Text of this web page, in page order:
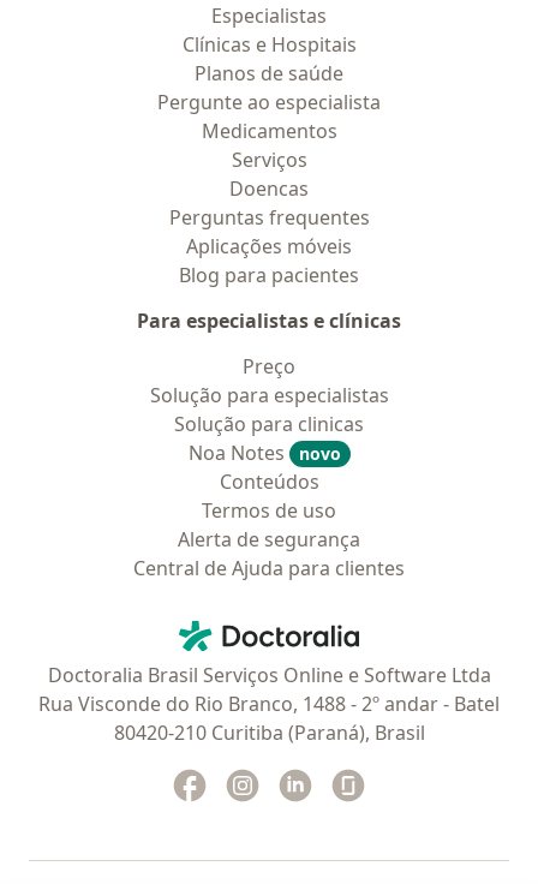
Especialistas
Clínicas e Hospitais
Planos de saúde
Pergunte ao especialista
Medicamentos
Serviços
Doencas
Perguntas frequentes
Aplicações móveis
Blog para pacientes
Para especialistas e clínicas
Preço
Solução para especialistas
Solução para clinicas
Noa Notes
novo
Conteúdos
Termos de uso
Alerta de segurança
Central de Ajuda para clientes
Doctoralia - Homepage
Doctoralia Brasil Serviços Online e Software Ltda
Rua Visconde do Rio Branco, 1488 - 2º andar - Batel
80420-210 Curitiba (Paraná), Brasil
Facebook
abre num novo separador
Instagram
abre num novo separador
Linkedin
abre num novo